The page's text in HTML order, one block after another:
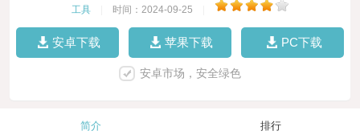
工具 时间：2024-09-25
安卓下载 苹果下载 PC下载
安卓市场，安全绿色
简介 排行